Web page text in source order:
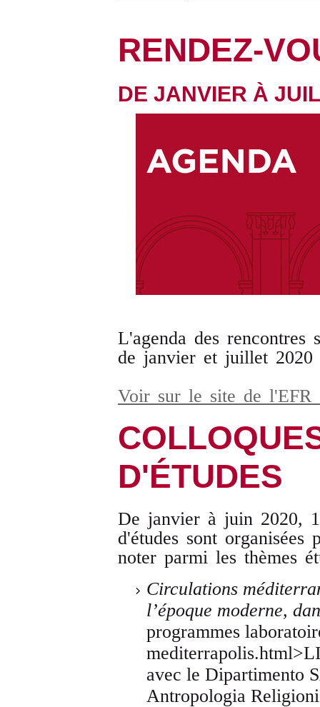
RENDEZ-
DE JANVIER À
L'agenda des rencontres
de janvier et juillet 2020
Voir sur le site de
D'ÉTUDES
De janvier à juin 2020,
d'études sont
noter parmi les thèmes
Circulations
l’époque moderne,
programmes
avec le Dipartimento
Antropologia